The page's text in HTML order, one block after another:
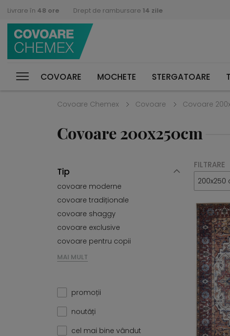
Livrare în 48 ore Drept de rambursare 14 zile
COVOARE MOCHETE STERGATOARE
Covoare Chemex Covoare Covoare
Covoare 200x250cm
Tip
covoare moderne
covoare tradiționale
covoare shaggy
covoare exclusive
covoare pentru copii
MAI MULT
promoții
noutăți
cel mai bine vândut
FILTRARE
200x250